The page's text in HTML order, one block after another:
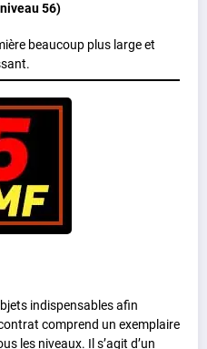
56)
beaucoup plus large et
indispensables afin
comprend un exemplaire
les niveaux. Il s’agit d’un